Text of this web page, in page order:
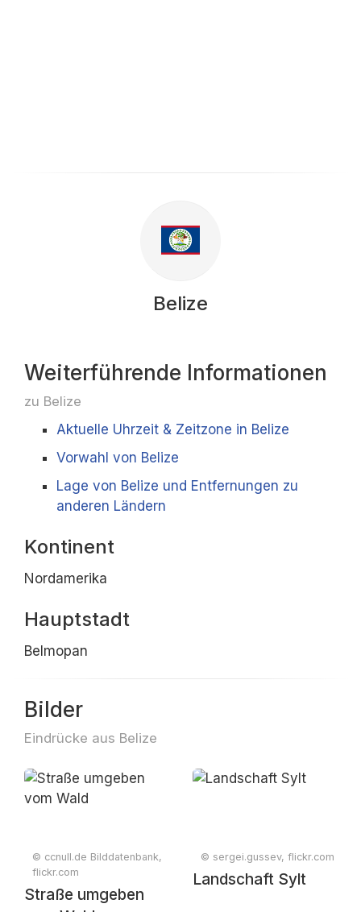
Belize
Weiterführende Informationen
zu Belize
Aktuelle Uhrzeit & Zeitzone in Belize
Vorwahl von Belize
Lage von Belize und Entfernungen zu
anderen Ländern
Kontinent
Nordamerika
Hauptstadt
Belmopan
Bilder
Eindrücke aus Belize
© ccnull.de Bilddatenbank,
flickr.com
Straße umgeben
© sergei.gussev, flickr.com
Landschaft Sylt